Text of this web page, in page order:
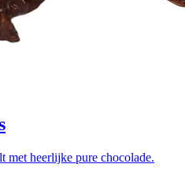
met heerlijke pure chocolade.